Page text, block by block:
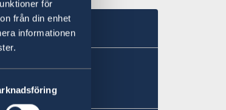
för
från din enhet
informationen